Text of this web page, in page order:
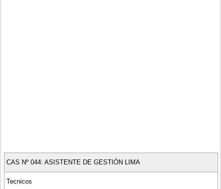
CAS Nº 044: ASISTENTE DE GESTIÓN LIMA
Tecnicos